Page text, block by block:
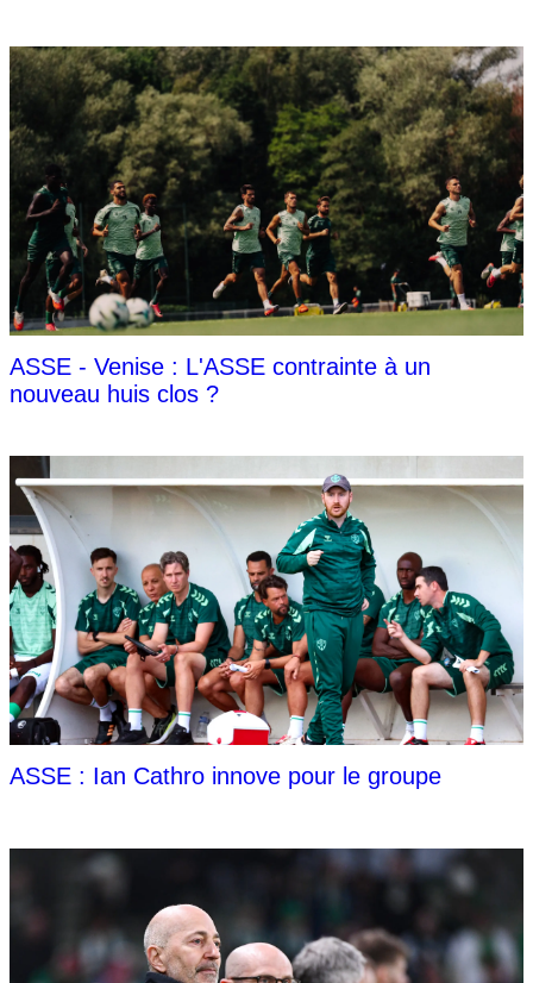
ASSE - Venise : L'ASSE contrainte à un
nouveau huis clos ?
ASSE : Ian Cathro innove pour le groupe